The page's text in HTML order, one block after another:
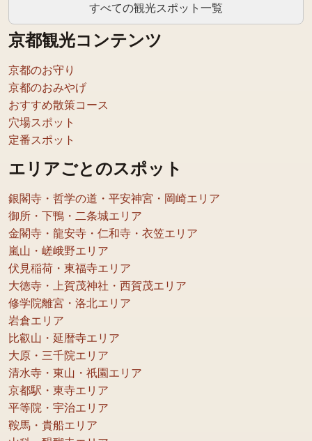
すべての観光スポット一覧
京都観光コンテンツ
京都のお守り
京都のおみやげ
おすすめ散策コース
穴場スポット
定番スポット
エリアごとのスポット
銀閣寺・哲学の道・平安神宮・岡崎エリア
御所・下鴨・二条城エリア
金閣寺・龍安寺・仁和寺・衣笠エリア
嵐山・嵯峨野エリア
伏見稲荷・東福寺エリア
大徳寺・上賀茂神社・西賀茂エリア
修学院離宮・洛北エリア
岩倉エリア
比叡山・延暦寺エリア
大原・三千院エリア
清水寺・東山・祇園エリア
京都駅・東寺エリア
平等院・宇治エリア
鞍馬・貴船エリア